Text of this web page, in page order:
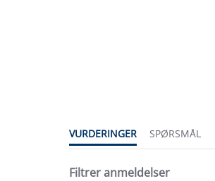
VURDERINGER
SPØRSMÅL
Filtrer anmeldelser